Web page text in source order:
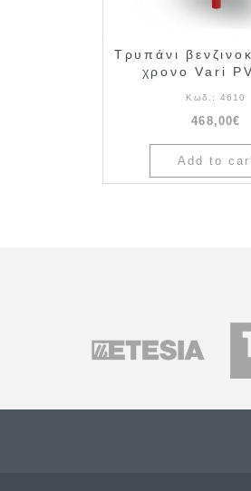
Τρυπάνι
χρονο Vari
Κωδ.: 4610
468,00€